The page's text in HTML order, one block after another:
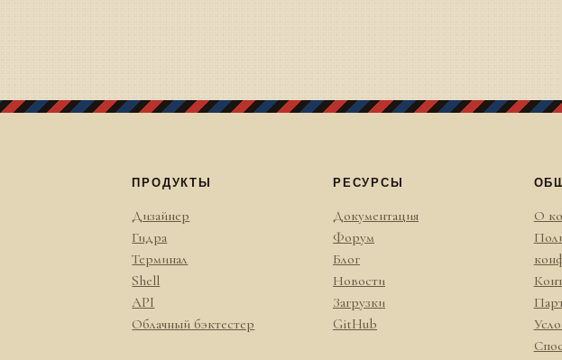
ПРОДУКТЫ
Дизайнер
Гидра
Терминал
Shell
API
Облачный бэктестер
РЕСУРСЫ
Документация
Форум
Блог
Новости
Загрузки
GitHub
О